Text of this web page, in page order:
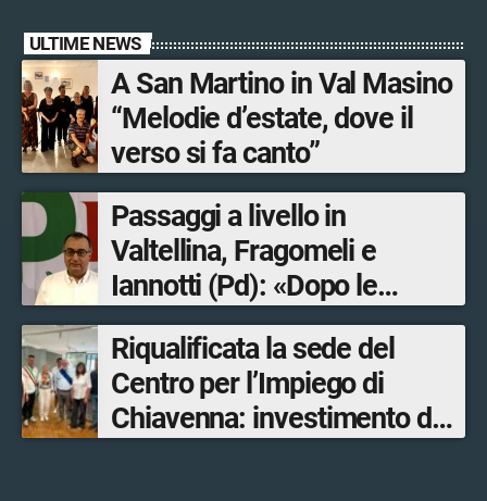
ULTIME NEWS
A San Martino in Val Masino
“Melodie d’estate, dove il
verso si fa canto”
Passaggi a livello in
Valtellina, Fragomeli e
Iannotti (Pd): «Dopo le
Olimpiadi solo un terzo delle
opere sostitutive sarà
ultimato entro il 2026»
Riqualificata la sede del
Centro per l’Impiego di
Chiavenna: investimento da